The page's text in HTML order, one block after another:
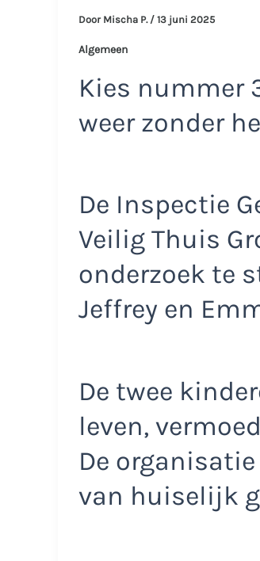
Door Mischa P. / 13 juni 2025
Algemeen
Kies nummer
weer zonder
De Inspectie
Veilig Thuis
onderzoek te
Jeffrey en
De twee
leven,
De
van huiselijk